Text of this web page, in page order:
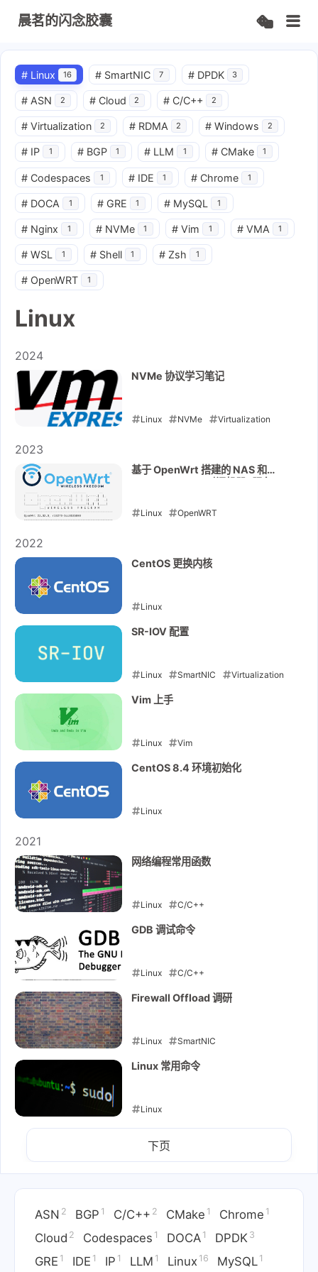
晨茗的闪念胶囊
# Linux 16 # SmartNIC 7 # DPDK 3
# ASN 2 # Cloud 2 # C/C++ 2
# Virtualization 2 # RDMA 2 # Windows 2
# IP 1 # BGP 1 # LLM 1 # CMake 1
# Codespaces 1 # IDE 1 # Chrome 1
# DOCA 1 # GRE 1 # MySQL 1
# Nginx 1 # NVMe 1 # Vim 1 # VMA 1
# WSL 1 # Shell 1 # Zsh 1
# OpenWRT 1
Linux
2024
NVMe 协议学习笔记
Linux NVMe Virtualization
2023
基于 OpenWrt 搭建的 NAS 和
Linux OpenWRT
2022
CentOS 更换内核
Linux
2022-06-29
SR-IOV 配置
Linux SmartNIC Virtualization
2022-06-24
Vim 上手
Linux Vim
2022-05-27
CentOS 8.4 环境初始化
Linux
2021
网络编程常用函数
Linux C/C++
2021-10-21
GDB 调试命令
Linux C/C++
2021-09-26
Firewall Offload 调研
Linux SmartNIC
2021-09-16
Linux 常用命令
Linux
2021-09-15
下页
ASN 2 BGP 1 C/C++ 2 CMake 1 Chrome 1
Cloud 2 Codespaces 1 DOCA 1 DPDK 3
GRE 1 IDE 1 IP 1 LLM 1 Linux 16 MySQL 1